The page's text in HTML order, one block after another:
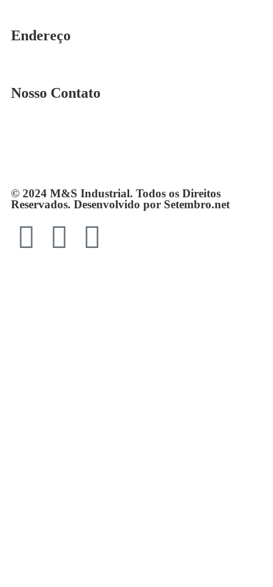
Endereço
Nosso Contato
© 2024 M&S Industrial. Todos os Direitos
Reservados. Desenvolvido por Setembro.net